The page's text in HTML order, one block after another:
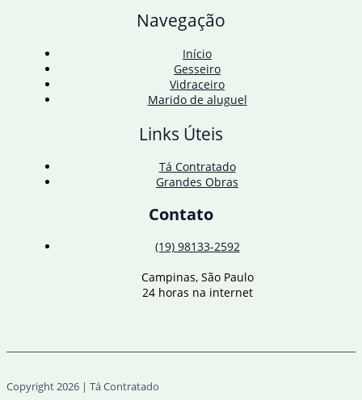
Navegação
Início
Gesseiro
Vidraceiro
Marido de aluguel
Links Úteis
Tá Contratado
Grandes Obras
Contato
(19) 98133-2592
Campinas, São Paulo
24 horas na internet
Copyright 2026 | Tá Contratado